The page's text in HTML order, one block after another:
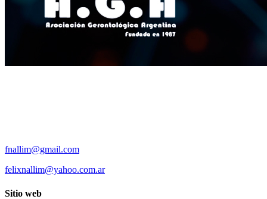
fnallim@gmail.com
felixnallim@yahoo.com.ar
Sitio web